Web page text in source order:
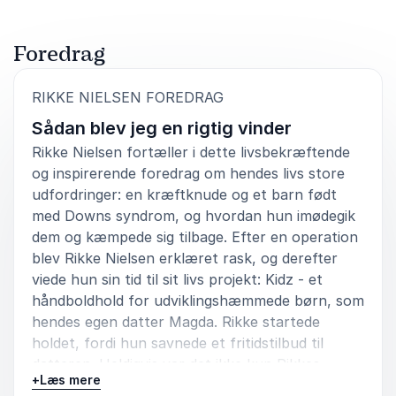
5ud af5
Hun holdt en meget fin grundlovstale, hvor hun
sammenlignede idrætlivets fællesskaber med
samfundsfællesskabet med grundloven. Hun gjorde
det på en fin og humorisk måde.
Niels Daubjerg
Tinglevforum
5ud af5
Det var et super godt foredrag med masser af humor
og samtidig seriøsitet.
Foredrag
RIKKE NIELSEN FOREDRAG
Sådan blev jeg en rigtig vinder
Rikke Nielsen fortæller i dette livsbekræftende
og inspirerende foredrag om hendes livs store
udfordringer: en kræftknude og et barn født
med Downs syndrom, og hvordan hun imødegik
dem og kæmpede sig tilbage. Efter en operation
blev Rikke Nielsen erklæret rask, og derefter
viede hun sin tid til sit livs projekt: Kidz - et
håndboldhold for udviklingshæmmede børn, som
hendes egen datter Magda. Rikke startede
holdet, fordi hun savnede et fritidstilbud til
datteren. Heldigvis var det ikke kun Rikkes
familie, der manglede et hold til deres datter, det
+Læs mere